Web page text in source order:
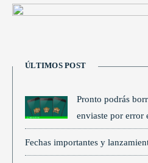
ÚLTIMOS POST
Pronto podrás
enviaste por error
Fechas importantes y